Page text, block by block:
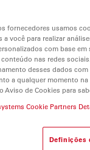
de
Please
fornecedores usamos
a você para realizar
com base
nas redes
desses dados
a qualquer momento
Aviso de Cookies para
Cookie Partners
Definições